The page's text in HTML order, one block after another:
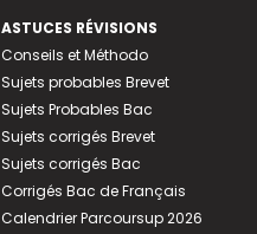
ASTUCES RÉVISIONS
Conseils et Méthodo
Sujets probables Brevet
Sujets Probables Bac
Sujets corrigés Brevet
Sujets corrigés Bac
Corrigés Bac de Français
Calendrier Parcoursup 2026